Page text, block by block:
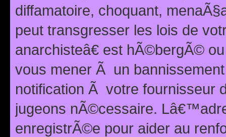
diffamatoire, choquant,
peut transgresser les lois de
anarchisteâ€ est hÃ©bergÃ©
vous mener Ã un
notification Ã votre fournisseur
jugeons nÃ©cessaire.
enregistrÃ©e pour aider au